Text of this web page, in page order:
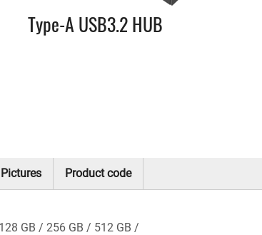
Type-A USB3.2 HUB
Product code
128 GB 256 GB 512 GB